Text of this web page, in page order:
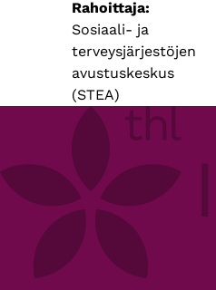
Rahoittaja
Sosiaali- ja
terveysjärjestöjen
avustuskeskus
(STEA)